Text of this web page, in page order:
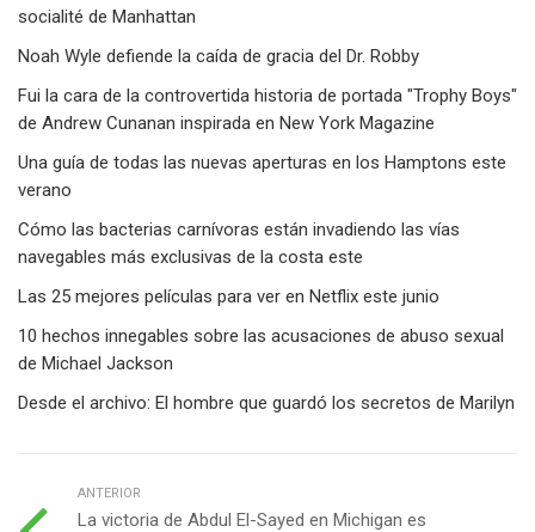
socialité de Manhattan
Noah Wyle defiende la caída de gracia del Dr. Robby
Fui la cara de la controvertida historia de portada "Trophy Boys"
de Andrew Cunanan inspirada en New York Magazine
Una guía de todas las nuevas aperturas en los Hamptons este
verano
Cómo las bacterias carnívoras están invadiendo las vías
navegables más exclusivas de la costa este
Las 25 mejores películas para ver en Netflix este junio
10 hechos innegables sobre las acusaciones de abuso sexual
de Michael Jackson
Desde el archivo: El hombre que guardó los secretos de Marilyn
ANTERIOR
La victoria de Abdul El-Sayed en Michigan es